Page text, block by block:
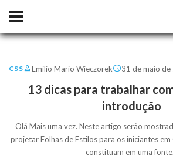
CSS Emilio Mario Wieczorek 31 de maio de
13 dicas para trabalhar
introdução
Olá Mais uma vez. Neste artigo serão
projetar Folhas de Estilos para os iniciantes em
constituam em uma